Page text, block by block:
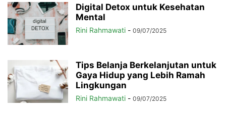
Digital Detox untuk Kesehatan
Mental
Rini Rahmawati - 09/07/2025
Tips Belanja Berkelanjutan untuk
Gaya Hidup yang Lebih Ramah
Lingkungan
Rini Rahmawati - 09/07/2025